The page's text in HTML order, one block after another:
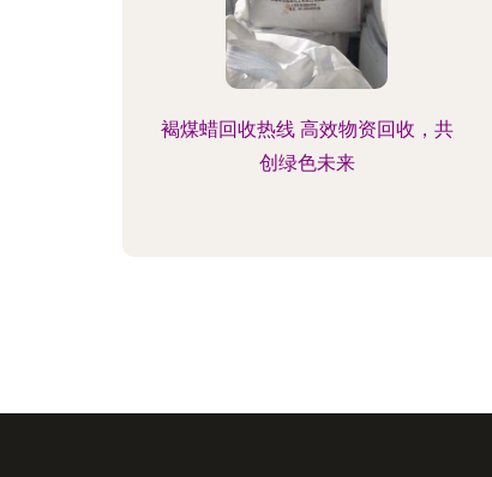
褐煤蜡回收热线 高效物资回收，共
创绿色未来